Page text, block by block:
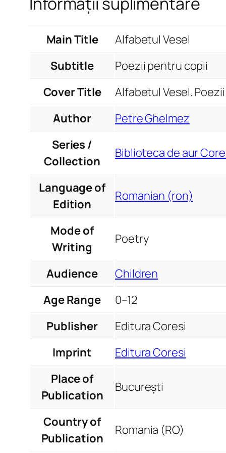
Main Title
Alfabetul Vesel
Subtitle
Poezii pentru copii
Cover Title
Alfabetul Vesel.
Author
Petre Ghelmez
Series /
Collection
Biblioteca de aur
Language of
Edition
Romanian (ron)
Mode of
Writing
Poetry
Audience
Children
Age Range
0–12
Publisher
Editura Coresi
Imprint
Editura Coresi
Place of
Publication
București
Country of
Publication
Romania (RO)